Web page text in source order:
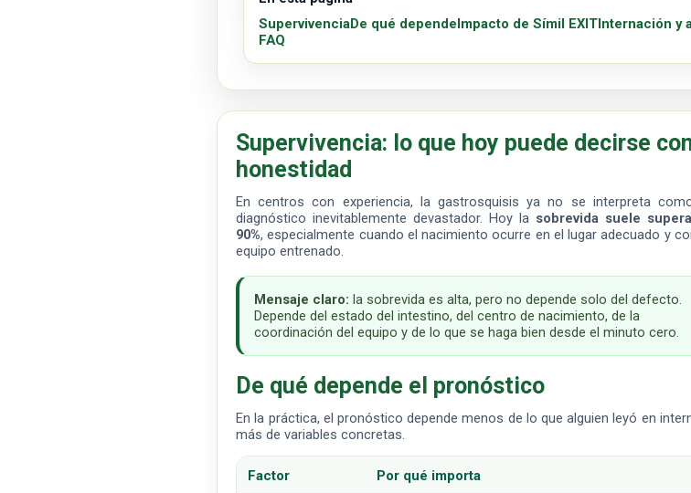
SupervivenciaDe qué dependeImpacto de Símil EXITInternación y
FAQ
Supervivencia: lo que hoy puede decirse
honestidad
En centros con experiencia, la gastrosquisis ya no se interpreta
diagnóstico inevitablemente devastador. Hoy la sobrevida suele
90%, especialmente cuando el nacimiento ocurre en el lugar adecuado y
equipo entrenado.
Mensaje claro: la sobrevida es alta, pero no depende solo del defecto.
Depende del estado del intestino, del centro de nacimiento, de la
coordinación del equipo y de lo que se haga bien desde el minuto cero.
De qué depende el pronóstico
En la práctica, el pronóstico depende menos de lo que alguien leyó en
más de variables concretas.
Factor Por qué importa